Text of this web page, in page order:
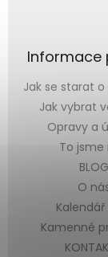
Informace
Jak se starat
Jak vybrat
Opravy a
To jsme
BLOG
O
Kamenné